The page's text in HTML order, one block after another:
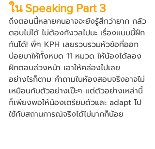
ใน Speaking Part 3
ถึงตอนนี้หลายคนอาจจะยังรู้สึกว่ายาก กลัว
ตอบไม่ได้ ไม่ต้องกังวลไปนะ เรื่องแบบนี้ฝึก
กันได้! พี่ๆ KPH เลยรวบรวมหัวข้อที่ออก
บ่อยมาให้ทั้งหมด 11 หมวด ให้น้องได้ลอง
ฝึกตอบล่วงหน้า เอาให้คล่องไปเลย
อย่างไรก็ตาม คำถามในห้องสอบจริงอาจไม่
เหมือนกับตัวอย่างเป๊ะๆ แต่ตัวอย่างเหล่านี้
ก็เพียงพอให้น้องเตรียมตัวและ adapt ไป
ใช้กับสถานการณ์จริงได้ไม่มากก็น้อย